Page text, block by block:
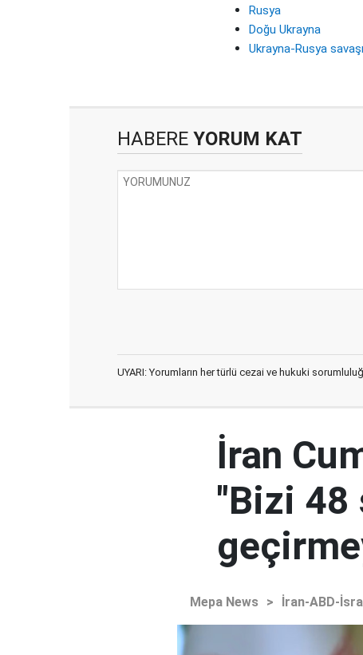
Rusya
Doğu Ukrayna
Ukrayna-Rusya savaşı
HABERE YORUM KAT
UYARI: Yorumların her türlü cezai ve hukuki
İran
"Bizi 48
Mepa News > İran-ABD-